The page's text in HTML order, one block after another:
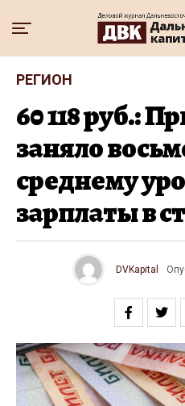
РЕГИОН
60 118 руб.:
заняло
среднему
зарплаты в
DVKapital